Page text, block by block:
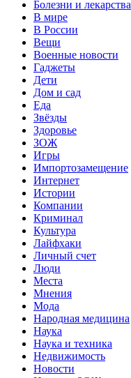
Болезни и лекарства
В мире
В России
Вещи
Военные новости
Гаджеты
Дети
Дом и сад
Еда
Звёзды
Здоровье
ЗОЖ
Игры
Импортозамещение
Интернет
Истории
Компании
Криминал
Культура
Лайфхаки
Личный счет
Люди
Места
Мнения
Мода
Народная медицина
Наука
Наука и техника
Недвижимость
Новости